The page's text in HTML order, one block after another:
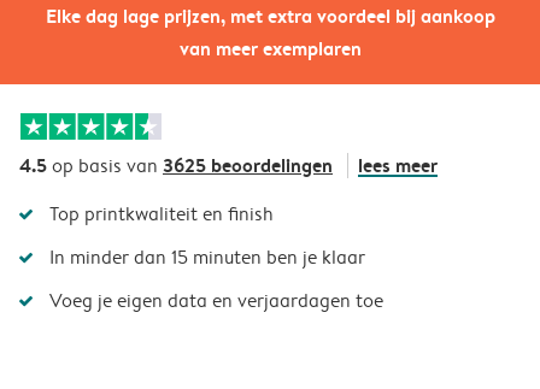
Elke dag lage prijzen, met extra voordeel bij aankoop
van meer exemplaren
4.5op basis van 3625 beoordelingen lees meer
Top printkwaliteit en finish
In minder dan 15 minuten ben je klaar
Voeg je eigen data en verjaardagen toe